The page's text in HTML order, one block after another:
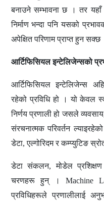
बनाउने सम्भावना छ । तर यहाँ
निर्माण भन्दा पनि यसको
अपेक्षित परिणाम प्राप्त हुन सक्छ
आर्टिफिसियल इन्टेलिजेन्सको
आर्टिफिसियल इन्टेलिजेन्स
रहेको प्रविधि हो । यो केवल
निर्णय प्रणाली हो जसले
संरचनात्मक परिवर्तन
डेटा, एल्गोरिदम र कम्प्युटिङ
डेटा संकलन, मोडेल
चरणहरू हुन् । Machine
प्रविधिहरूले प्रणालीलाई